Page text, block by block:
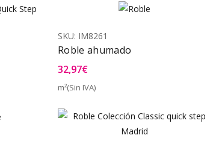
SKU: IM8261
Roble ahumado
32,97€
m²(Sin IVA)